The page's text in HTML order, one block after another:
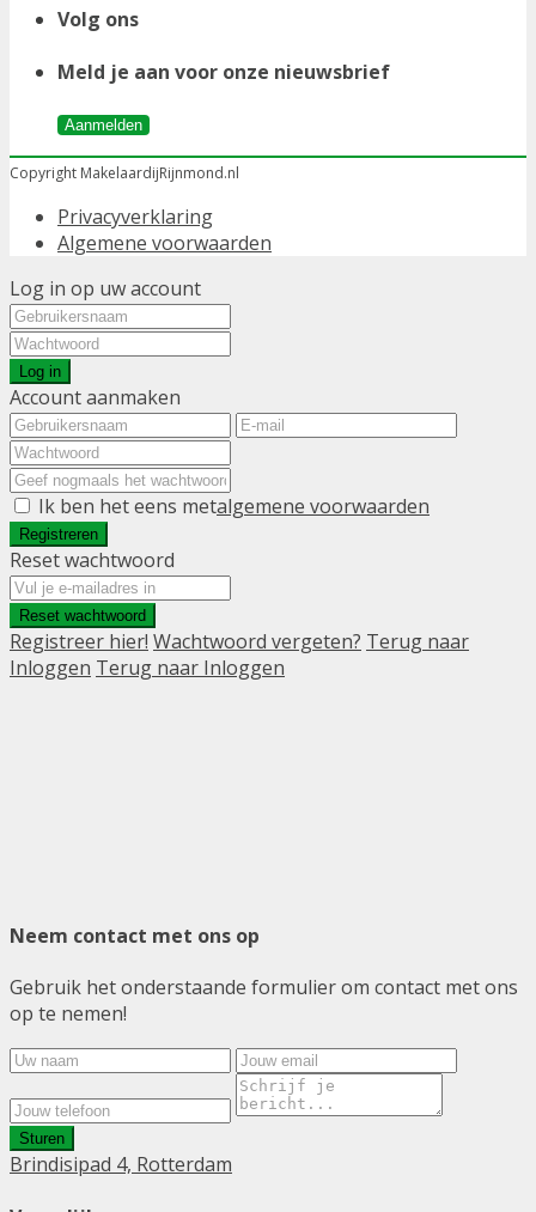
Volg ons
Meld je aan voor onze nieuwsbrief
Aanmelden
Copyright MakelaardijRijnmond.nl
Privacyverklaring
Algemene voorwaarden
Log in op uw account
Log in
Account aanmaken
Ik ben het eens metalgemene voorwaarden
Registreren
Reset wachtwoord
Reset wachtwoord
Registreer hier! Wachtwoord vergeten? Terug naar
Inloggen Terug naar Inloggen
Neem contact met ons op
Gebruik het onderstaande formulier om contact met ons
op te nemen!
Sturen
Brindisipad 4, Rotterdam